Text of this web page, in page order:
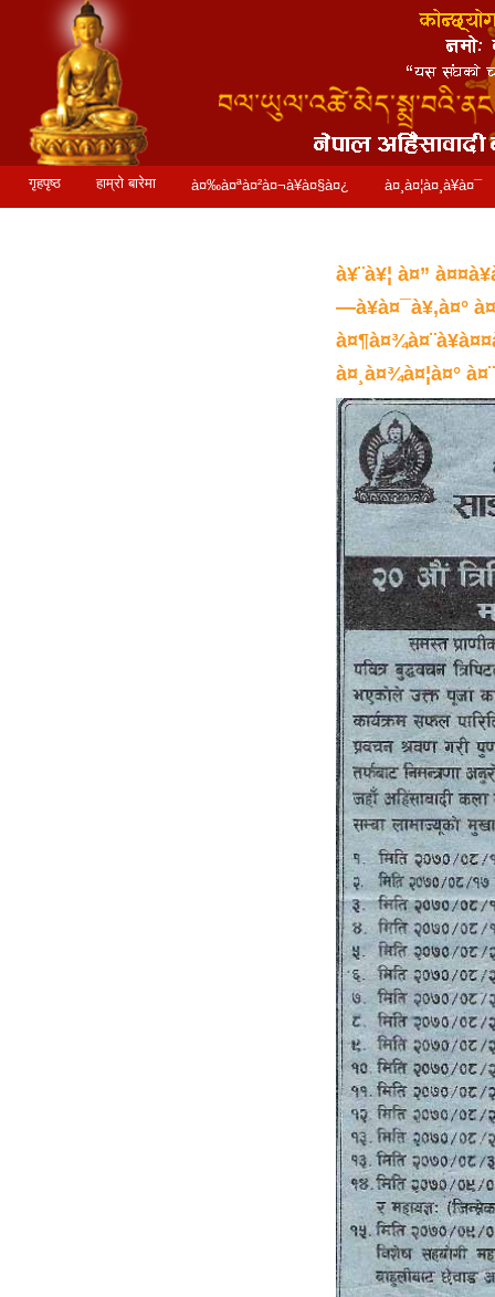
गृहपृष्ठ हाम्रो बारेमा à¤‰à¤ªà¤²à¤¬à¥à¤§à¤¿ à¤¸à¤¦à¤¸à¥à¤¯
à¥¨à¥¦ à¤”
—à¥à¤¯à¥‚à¤°
à¤¸à¤¾à¤¦à¤°